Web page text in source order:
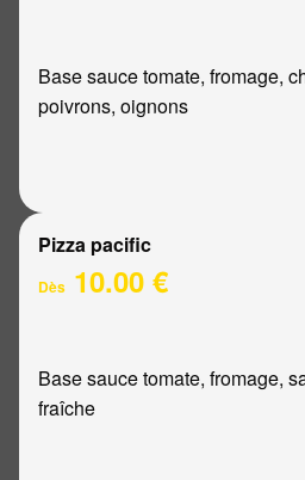
Base sauce tomate, fromage,
poivrons, oignons
Pizza pacific
Dès 10.00 €
Base sauce tomate, fromage,
fraîche